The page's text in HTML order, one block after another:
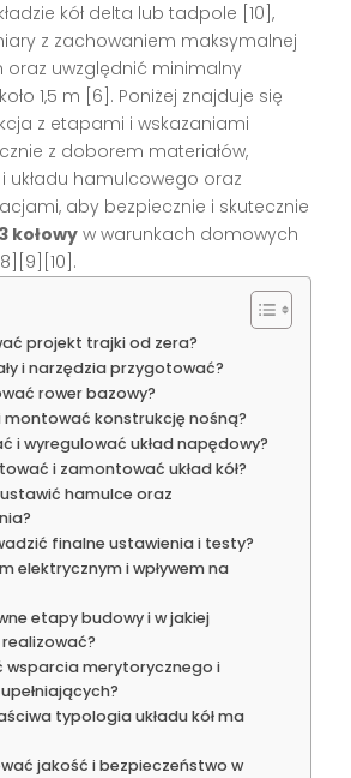
kół delta lub tadpole [10],
z zachowaniem maksymalnej
oraz uwzględnić minimalny
1,5 m [6]. Poniżej znajduje się
z etapami i wskazaniami
z doborem materiałów,
układu hamulcowego oraz
aby bezpiecznie i skutecznie
kołowyw warunkach domowych
projekt trajki od zera?
i narzędzia przygotować?
rower bazowy?
montować konstrukcję nośną?
i wyregulować układ napędowy?
i zamontować układ kół?
hamulce oraz
finalne ustawienia i testy?
elektrycznym i wpływem na
etapy budowy i w jakiej
wsparcia merytorycznego i
typologia układu kół ma
jakość i bezpieczeństwo w